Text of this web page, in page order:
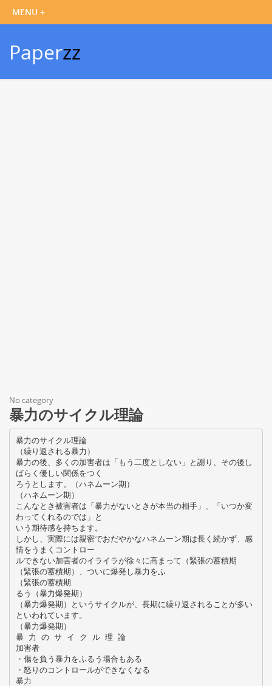
Paperzz
No category
暴力のサイクル理論
暴力のサイクル理論
（繰り返される暴力）
暴力の後、多くの加害者は「もう二度としない」と謝り、その後し
ばらく優しい関係をつく
ろうとします。（ハネムーン期）
（ハネムーン期）
こんなとき被害者は「暴力がないときが本当の相手」、「いつか変
わってくれるのでは」と
いう期待感を持ちます。
しかし、実際には親密でおだやかなハネムーン期は長く続かず、感
情をうまくコントロー
ルできない加害者のイライラが徐々に高まって（緊張の蓄積期
（緊張の蓄積期）、ついに爆発し暴力をふ
（緊張の蓄積期
るう（暴力爆発期）
（暴力爆発期）というサイクルが、長期に繰り返されることが多い
といわれています。
（暴力爆発期）
暴 力 の サ イ ク ル 理 論
加害者
・傷を負う暴力をふるう場合もある
・怒りのコントロールができなくなる
暴力